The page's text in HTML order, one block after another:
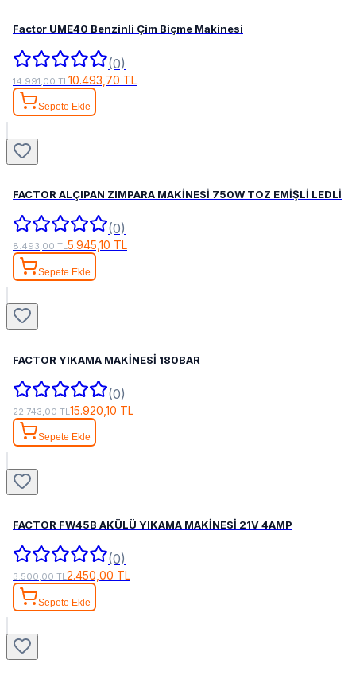
Factor UME40 Benzinli Çim Biçme Makinesi
(0)
14.991,00 TL 10.493,70 TL
Sepete Ekle
FACTOR ALÇIPAN ZIMPARA MAKİNESİ 750W TOZ EMİŞLİ LEDLİ
(0)
8.493,00 TL5.945,10 TL
Sepete Ekle
FACTOR YIKAMA MAKİNESİ 180BAR
(0)
22.743,00 TL15.920,10 TL
Sepete Ekle
FACTOR FW45B AKÜLÜ YIKAMA MAKİNESİ 21V 4AMP
(0)
3.500,00 TL2.450,00 TL
Sepete Ekle